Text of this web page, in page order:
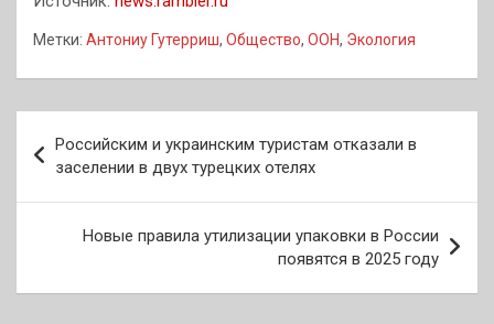
Метки: Антониу Гутерриш, Общество, ООН, Экология
по
записям
Российским и украинским туристам отказали в
заселении в двух турецких отелях
Новые правила утилизации упаковки в России
появятся в 2025 году